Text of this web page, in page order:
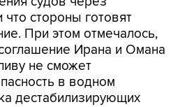
стороны готовят
При этом отмечалось,
Ирана и Омана
не сможет
в водном
дестабилизирующих